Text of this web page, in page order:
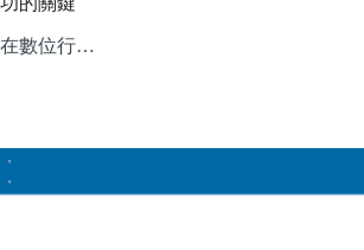
在數位行…